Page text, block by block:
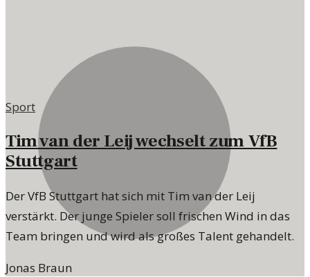
Sport
Tim van der Leij wechselt zum VfB
Stuttgart
Der VfB Stuttgart hat sich mit Tim van der Leij
verstärkt. Der junge Spieler soll frischen Wind in das
Team bringen und wird als großes Talent gehandelt.
Jonas Braun